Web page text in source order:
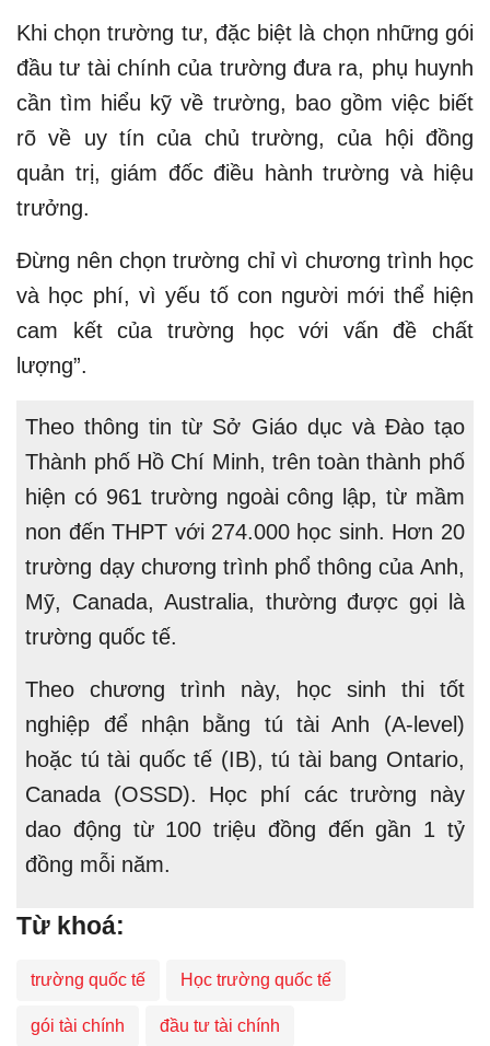
Khi chọn trường tư, đặc biệt là chọn những gói
đầu tư tài chính của trường đưa ra, phụ huynh
cần tìm hiểu kỹ về trường, bao gồm việc biết
rõ về uy tín của chủ trường, của hội đồng
quản trị, giám đốc điều hành trường và hiệu
trưởng.
Đừng nên chọn trường chỉ vì chương trình học
và học phí, vì yếu tố con người mới thể hiện
cam kết của trường học với vấn đề chất
lượng”.
Theo thông tin từ Sở Giáo dục và Đào tạo
Thành phố Hồ Chí Minh, trên toàn thành phố
hiện có 961 trường ngoài công lập, từ mầm
non đến THPT với 274.000 học sinh. Hơn 20
trường dạy chương trình phổ thông của Anh,
Mỹ, Canada, Australia, thường được gọi là
trường quốc tế.
Theo chương trình này, học sinh thi tốt
nghiệp để nhận bằng tú tài Anh (A-level)
hoặc tú tài quốc tế (IB), tú tài bang Ontario,
Canada (OSSD). Học phí các trường này
dao động từ 100 triệu đồng đến gần 1 tỷ
đồng mỗi năm.
Từ khoá:
trường quốc tế Học trường quốc tế
gói tài chính đầu tư tài chính